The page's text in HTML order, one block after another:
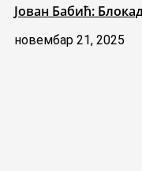
Јован Бабић:
новембар 21, 2025